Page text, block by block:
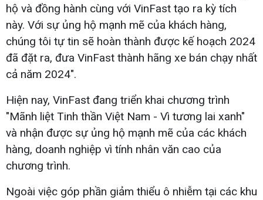
hộ và đồng hành cùng với VinFast tạo ra kỳ tích
này. Với sự ủng hộ mạnh mẽ của khách hàng,
chúng tôi tự tin sẽ hoàn thành được kế hoạch 2024
đã đặt ra, đưa VinFast thành hãng xe bán chạy nhất
cả năm 2024".
Hiện nay, VinFast đang triển khai chương trình
"Mãnh liệt Tinh thần Việt Nam - Vì tương lai xanh"
và nhận được sự ủng hộ mạnh mẽ của các khách
hàng, doanh nghiệp vì tính nhân văn cao của
chương trình.
Ngoài việc góp phần giảm thiểu ô nhiễm tại các khu